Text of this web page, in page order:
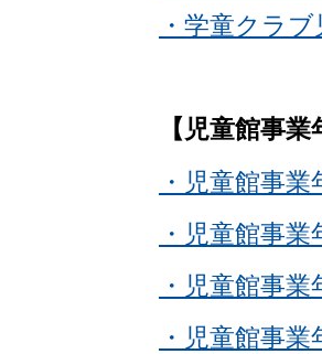
・学童クラ
【児童館事
・児童館事
・児童館事
・児童館事
・児童館事